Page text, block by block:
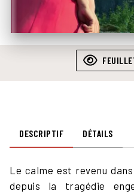
DESCRIPTIF DÉTAILS
Le calme est revenu
depuis la tragédie